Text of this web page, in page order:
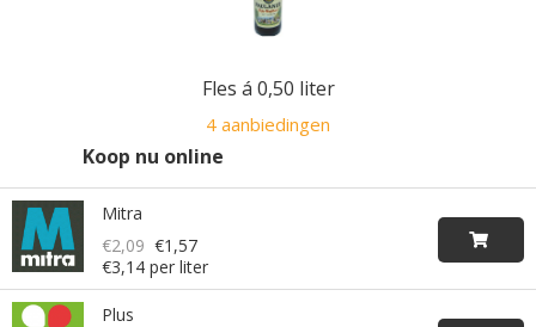
Fles á 0,50 liter
4 aanbiedingen
Koop nu online
Mitra
€2,09 €1,57
€3,14 per liter
Plus